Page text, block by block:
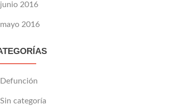
junio 2016
mayo 2016
Defunción
Sin categoría